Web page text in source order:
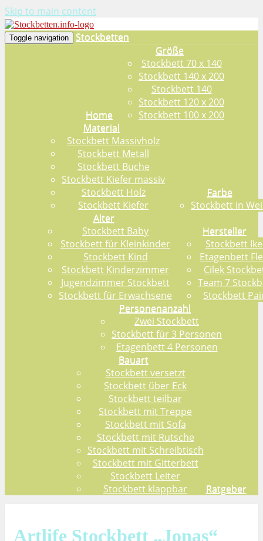
Skip to main content
Toggle navigation Stockbetten
Home
Größe
Stockbett 70 x 140
Stockbett 140 x 200
Stockbett 140
Stockbett 120 x 200
Stockbett 100 x 200
Material
Stockbett Massivholz
Stockbett Metall
Stockbett Buche
Stockbett Kiefer massiv
Stockbett Holz
Stockbett Kiefer
Farbe
Stockbett in
Alter
Stockbett Baby
Stockbett für Kleinkinder
Stockbett Kind
Stockbett Kinderzimmer
Jugendzimmer Stockbett
Stockbett für Erwachsene
Hersteller
Stockbett
Etagenbett
Cilek
Team 7
Stockbett
Personenanzahl
Zwei Stockbett
Stockbett für 3 Personen
Etagenbett 4 Personen
Bauart
Stockbett versetzt
Stockbett über Eck
Stockbett teilbar
Stockbett mit Treppe
Stockbett mit Sofa
Stockbett mit Rutsche
Stockbett mit Schreibtisch
Stockbett mit Gitterbett
Stockbett Leiter
Stockbett klappbar
Ratgeber
Artlife Stockbett „Jonas“